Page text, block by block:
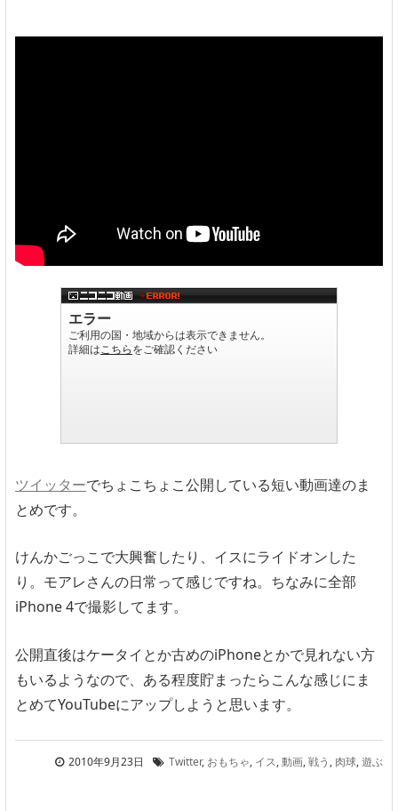
ツイッターでちょこちょこ公開している短い動画達のま
とめです。
けんかごっこで大興奮したり、イスにライドオンした
り。モアレさんの日常って感じですね。ちなみに全部
iPhone 4で撮影してます。
公開直後はケータイとか古めのiPhoneとかで見れない方
もいるようなので、ある程度貯まったらこんな感じにま
とめてYouTubeにアップしようと思います。
2010年9月23日 Twitter, おもちゃ, イス,動画,戦う , 肉球,遊ぶ